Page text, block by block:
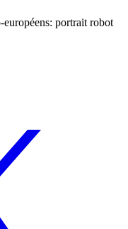
européens: portrait robot